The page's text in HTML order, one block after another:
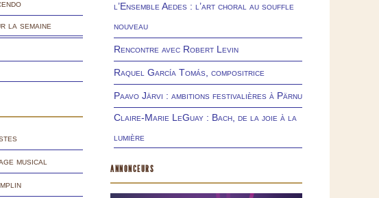
la semaine
musical
l’Ensemble Aedes : l’art choral au souffle
nouveau
Rencontre avec Robert Levin
Raquel García Tomás, compositrice
Paavo Järvi : ambitions festivalières à Pärnu
Claire-Marie LeGuay : Bach, de la joie à la
lumière
ANNONCEURS